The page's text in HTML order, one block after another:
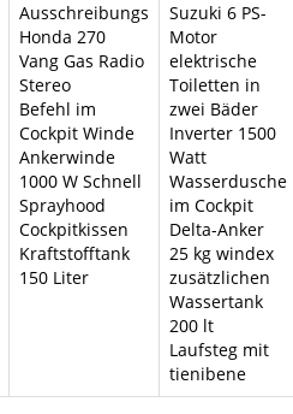
Ausschreibungs
Honda 270
Vang Gas Radio
Stereo
Befehl im
Cockpit Winde
Ankerwinde
1000 W Schnell
Sprayhood
Cockpitkissen
Kraftstofftank
150 Liter
Suzuki 6 PS-
Motor
elektrische
Toiletten in
zwei Bäder
Inverter 1500
Watt
Wasserdusche
im Cockpit
Delta-Anker
25 kg windex
zusätzlichen
Wassertank
200 lt
Laufsteg mit
tienibene